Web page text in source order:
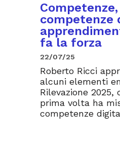
Competenze,
competenze
fa la forza
22/07/25
Roberto Ricci
alcuni elementi
Rilevazione 2025,
prima volta ha
competenze